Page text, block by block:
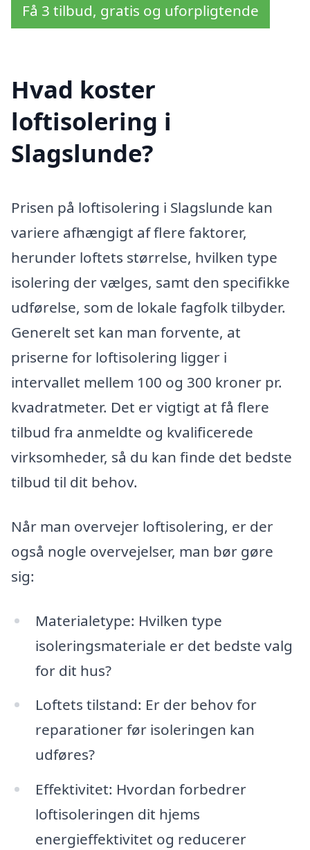
Få 3 tilbud, gratis og uforpligtende
Hvad koster
loftisolering i
Slagslunde?
Prisen på loftisolering i Slagslunde kan
variere afhængigt af flere faktorer,
herunder loftets størrelse, hvilken type
isolering der vælges, samt den specifikke
udførelse, som de lokale fagfolk tilbyder.
Generelt set kan man forvente, at
priserne for loftisolering ligger i
intervallet mellem 100 og 300 kroner pr.
kvadratmeter. Det er vigtigt at få flere
tilbud fra anmeldte og kvalificerede
virksomheder, så du kan finde det bedste
tilbud til dit behov.
Når man overvejer loftisolering, er der
også nogle overvejelser, man bør gøre
sig:
Materialetype: Hvilken type
isoleringsmateriale er det bedste valg
for dit hus?
Loftets tilstand: Er der behov for
reparationer før isoleringen kan
udføres?
Effektivitet: Hvordan forbedrer
loftisoleringen dit hjems
energieffektivitet og reducerer